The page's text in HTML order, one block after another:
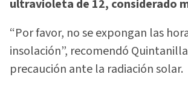
ultravioleta de 12, considerado
“Por favor, no se expongan las
insolación”, recomendó
precaución ante la radiación solar.